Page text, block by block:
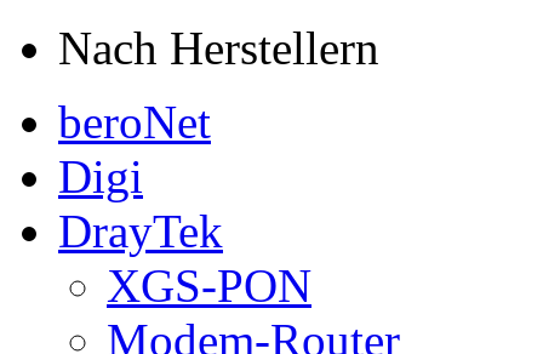
Nach Herstellern
beroNet
Digi
DrayTek
XGS-PON
Modem-Router